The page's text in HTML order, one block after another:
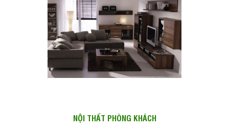
NỘI THẤT PHÒNG KHÁCH